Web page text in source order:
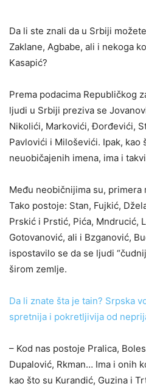
Da li ste znali da u Srbiji
Zaklane, Agbabe, ali i nekoga
Kasapić?
Prema podacima Republičkog
ljudi u Srbiji preziva se
Nikolići, Markovići, Đorđevići,
Pavlovići i Miloševići. Ipak, kao
neuobičajenih imena, ima i
Među neobičnijima su, primera
Tako postoje: Stan, Fujkić,
Prskić i Prstić, Pića, Mndrucić,
Gotovanović, ali i Bzganović,
ispostavilo se da se ljudi
širom zemlje.
Da li znate šta je tain? Srpska
spretnija i pokretljivija od
– Kod nas postoje Pralica,
Dupalović, Rkman… Ima i onih
kao što su Kurandić, Guzina i